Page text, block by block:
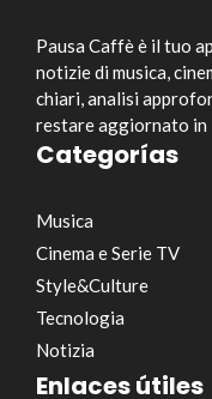
Pausa Caffè è il tuo
notizie di musica,
chiari, analisi
restare aggiornato in
Categorías
Musica
Cinema e Serie TV
Style&Culture
Tecnologia
Notizia
Enlaces útiles